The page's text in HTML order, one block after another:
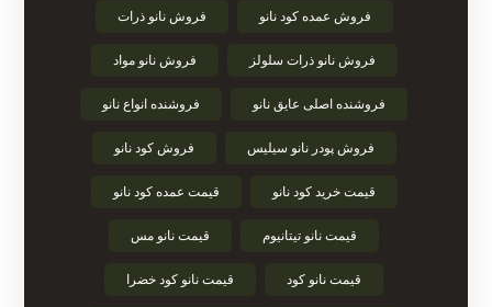
فروش عمده کود نانو فروش نانو ذرات
فروش نانو ذرات سلولز فروش نانو مواد
فروشنده اصلی عایق نانو فروشنده انواع نانو
فروش پودر نانو سیلیس فروش کود نانو
قیمت خرید کود نانو قیمت عمده کود نانو
قیمت نانو تیتانیوم قیمت نانو مس
قیمت نانو کود قیمت نانو کود خضرا